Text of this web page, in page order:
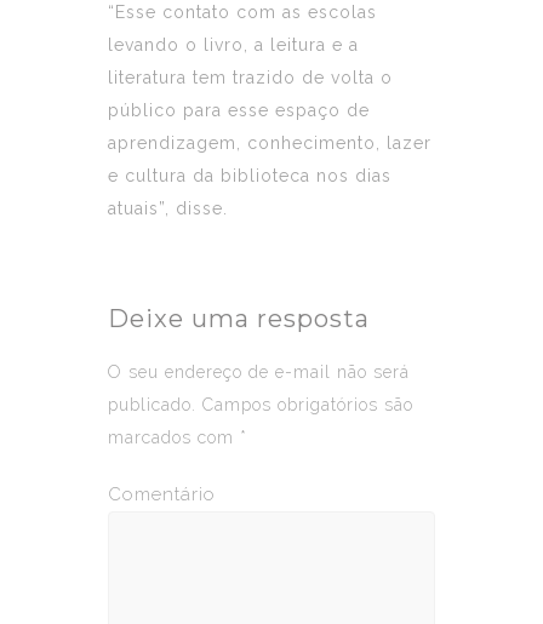
“Esse contato com as escolas
levando o livro, a leitura e a
literatura tem trazido de volta o
público para esse espaço de
aprendizagem, conhecimento, lazer
e cultura da biblioteca nos dias
atuais”, disse.
Deixe uma resposta
O seu endereço de e-mail não será
publicado.
Campos obrigatórios são
marcados com *
Comentário